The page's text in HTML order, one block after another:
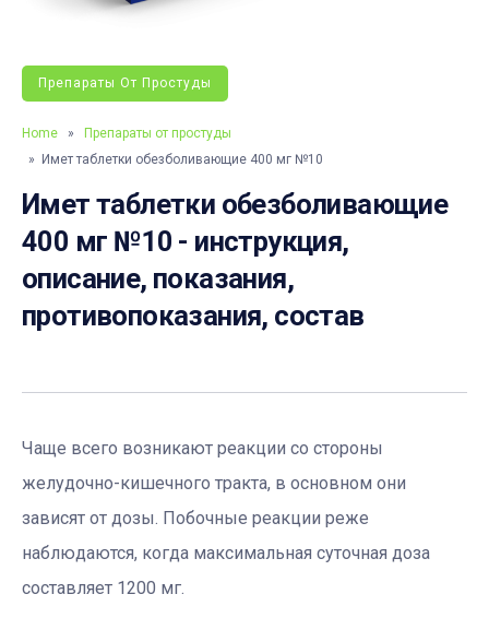
Препараты От Простуды
Home »
Препараты от простуды
» Имет таблетки обезболивающие 400 мг №10
Имет таблетки обезболивающие
400 мг №10 - инструкция,
описание, показания,
противопоказания, состав
Чаще всего возникают реакции со стороны
желудочно-кишечного тракта, в основном они
зависят от дозы. Побочные реакции реже
наблюдаются, когда максимальная суточная доза
составляет 1200 мг.